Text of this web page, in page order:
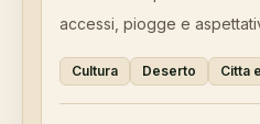
accessi, piogge e
Cultura Deserto Citta